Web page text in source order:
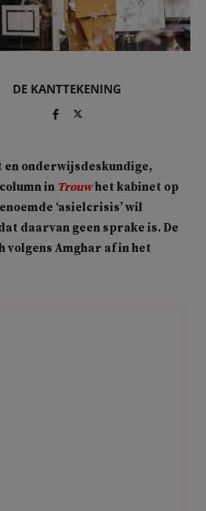
DE KANTTEKENING
en onderwijsdeskundige,
in Trouwhet kabinet op
‘asielcrisis’ wil
daarvan geen sprake is. De
volgens Amghar af in het